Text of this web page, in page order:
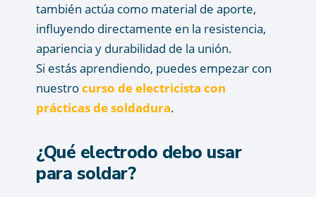
también actúa como material de aporte,
influyendo directamente en la resistencia,
apariencia y durabilidad de la unión.
Si estás aprendiendo, puedes empezar con
nuestrocurso de electricista con
prácticas de soldadura.
¿Qué electrodo debo usar
para soldar?